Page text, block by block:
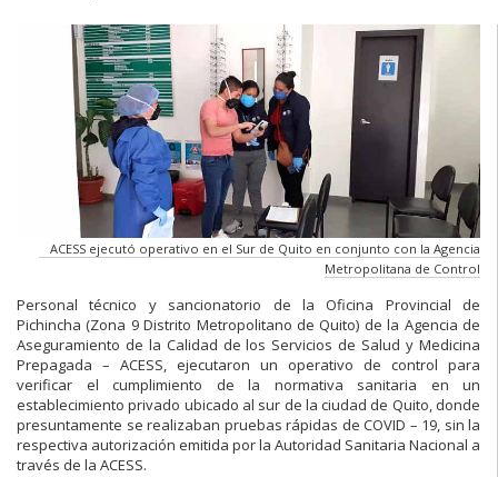
ACESS ejecutó operativo en el Sur de Quito en conjunto con la Agencia
Metropolitana de Control
Personal técnico y sancionatorio de la Oficina Provincial de
Pichincha (Zona 9 Distrito Metropolitano de Quito) de la Agencia de
Aseguramiento de la Calidad de los Servicios de Salud y Medicina
Prepagada – ACESS, ejecutaron un operativo de control para
verificar el cumplimiento de la normativa sanitaria en un
establecimiento privado ubicado al sur de la ciudad de Quito, donde
presuntamente se realizaban pruebas rápidas de COVID – 19, sin la
respectiva autorización emitida por la Autoridad Sanitaria Nacional a
través de la ACESS.